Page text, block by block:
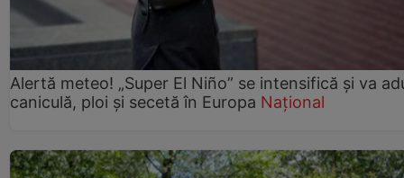
Alertă meteo! „Super El Niño” se intensifică și va
caniculă, ploi și secetă în Europa Național